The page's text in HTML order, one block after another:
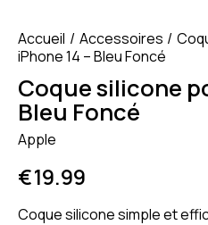
Accueil Accessoires
iPhone 14 – Bleu Foncé
Coque silicone
Bleu Foncé
Apple
€19.99
Coque silicone simple et